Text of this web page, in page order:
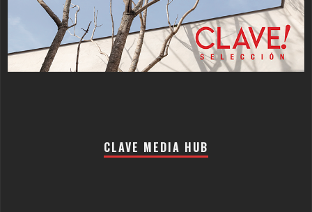
CLAVE MEDIA HUB